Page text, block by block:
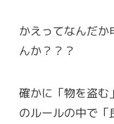
かえってなんだか
んか？？？
確かに「物を盗む
のルールの中で「